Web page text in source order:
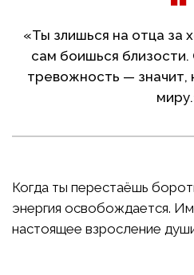
«Ты злишься на отца за
сам боишься
тревожность — значит,
Когда ты перестаёшь
энергия освобождается.
настоящее взросление